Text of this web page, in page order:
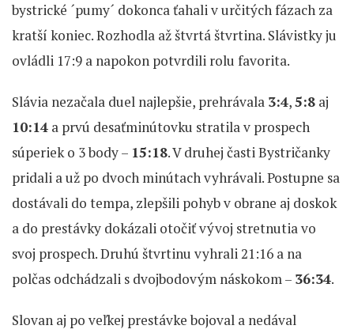
bystrické ´pumy´ dokonca ťahali v určitých fázach za
kratší koniec. Rozhodla až štvrtá štvrtina. Slávistky ju
ovládli 17:9 a napokon potvrdili rolu favorita.
Slávia nezačala duel najlepšie, prehrávala 3:4,5:8 aj
10:14 a prvú desaťminútovku stratila v prospech
súperiek o 3 body – 15:18. V druhej časti Bystričanky
pridali a už po dvoch minútach vyhrávali. Postupne sa
dostávali do tempa, zlepšili pohyb v obrane aj doskok
a do prestávky dokázali otočiť vývoj stretnutia vo
svoj prospech. Druhú štvrtinu vyhrali 21:16 a na
polčas odchádzali s dvojbodovým náskokom – 36:34.
Slovan aj po veľkej prestávke bojoval a nedával